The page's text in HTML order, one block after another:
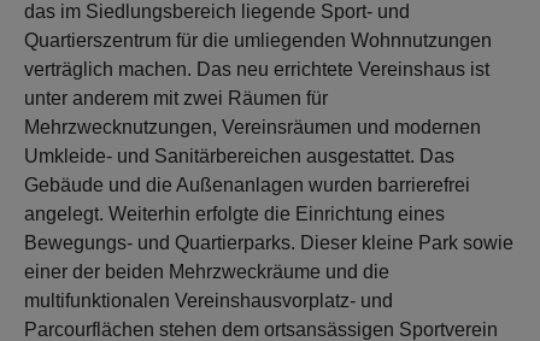
das im Siedlungsbereich liegende Sport- und
Quartierszentrum für die umliegenden Wohnnutzungen
verträglich machen. Das neu errichtete Vereinshaus ist
unter anderem mit zwei Räumen für
Mehrzwecknutzungen, Vereinsräumen und modernen
Umkleide- und Sanitärbereichen ausgestattet. Das
Gebäude und die Außenanlagen wurden barrierefrei
angelegt. Weiterhin erfolgte die Einrichtung eines
Bewegungs- und Quartierparks. Dieser kleine Park sowie
einer der beiden Mehrzweckräume und die
multifunktionalen Vereinshausvorplatz- und
Parcourflächen stehen dem ortsansässigen Sportverein